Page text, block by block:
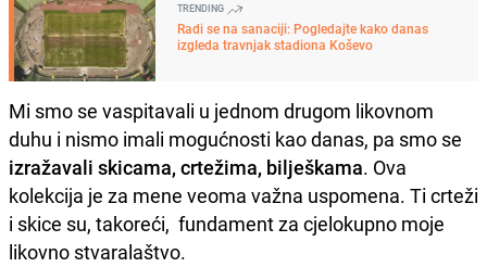
TRENDING
Radi se na sanaciji: Pogledajte kako danas
izgleda travnjak stadiona Koševo
Mi smo se vaspitavali u jednom drugom likovnom
duhu i nismo imali mogućnosti kao danas, pa smo se
izražavali skicama, crtežima, bilješkama. Ova
kolekcija je za mene veoma važna uspomena. Ti crteži
i skice su, takoreći, fundament za cjelokupno moje
likovno stvaralaštvo.